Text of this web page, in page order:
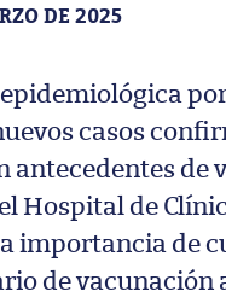
DE 2025
casos
antecedentes de
Hospital de
importancia de
de vacunación